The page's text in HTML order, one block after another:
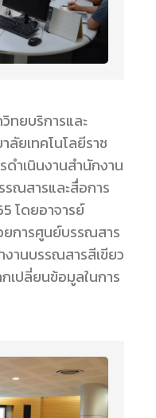
ทยบริการและ
ลัยเทคโนโลยีราช
ำเนินงานสำนักงาน
รณสารและสื่อการ
โดยอาจารย์
การศูนย์บรรณสาร
านบรรณสารสีเขียว
เปลี่ยนข้อมูลในการ